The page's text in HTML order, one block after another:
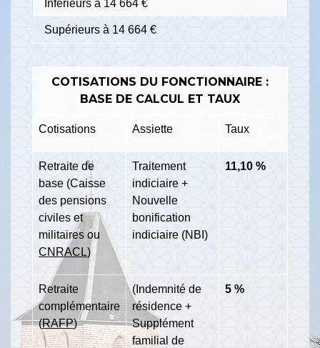
Inférieurs à 14 664 €
Supérieurs à 14 664 €
COTISATIONS DU FONCTIONNAIRE :
BASE DE CALCUL ET TAUX
Cotisations Assiette Taux
Retraite de
base (Caisse
des pensions
civiles et
militaires ou
CNRACL)
Traitement
indiciaire +
Nouvelle
bonification
indiciaire (NBI)
11,10 %
Retraite
complémentaire
(RAFP)
(Indemnité de
résidence +
Supplément
familial de
5 %